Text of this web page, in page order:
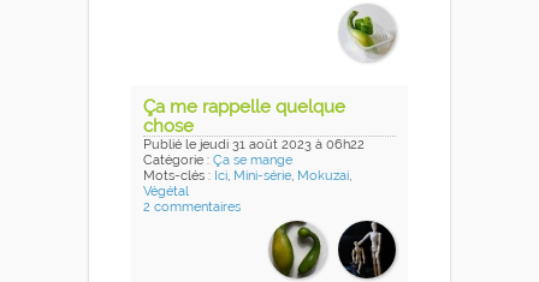
Ça me rappelle quelque
chose
Publié le jeudi 31 août 2023 à 06h22
Catégorie : Ça se mange
Mots-clés : Ici, Mini-série, Mokuzai,
Végétal
2 commentaires